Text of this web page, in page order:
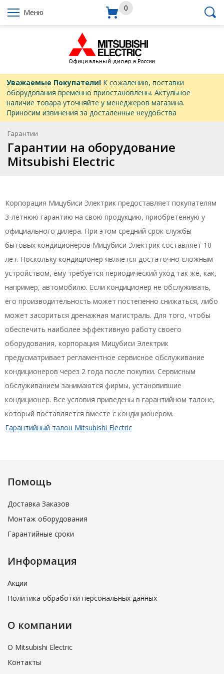
Меню 0
Уважаемые Покупатели!К сожалению, поставки
оборудования временно приостановлены. Актульное
наличие товара уточняйте у менеджеров магазина.
Приносим извинения за досталенные неудобства
Гарантии
Гарантии на оборудование
Mitsubishi Electric
Корпорация Мицубиси Электрик предоставляет покупателям
3-летнюю гарантию на свою продукцию, приобретенную у
официального дилера. При этом средний срок службы
бытовых кондиционеров Мицубиси Электрик составляет 10
лет. Поскольку кондиционер является достаточно сложным
устройством, ему требуется периодический уход так же, как,
например, автомобилю. Если кондиционер не обслуживать,
его производительность может постепенно снижаться, либо
может засориться дренажная магистраль. Для того, чтобы
обеспечить наиболее эффективную работу своего
оборудования, корпорация Мицубиси Электрик
предусматривает регламентное сервисное обслуживание
кондиционеров через 2 года после покупки. Сервисным
обслуживанием занимаются фирмы, установившие
кондиционер. Все условия приведены в гарантийном талоне,
который поставляется вместе с кондиционером.
Гарантийный талон Mitsubishi Electric
Помощь
Доставка Заказов
Монтаж оборудования
Гарантийные сроки
Информация
Акции
Политика обработки персональных данных
О компании
О Mitsubishi Electric
Контакты